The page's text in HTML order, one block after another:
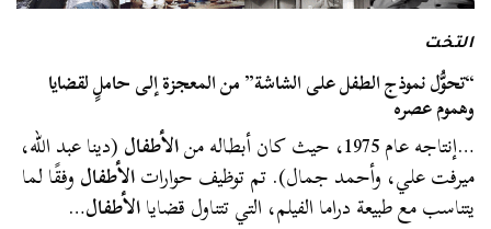
التخت
“تحوُّل نموذج الطفل على الشاشة” من المعجزة إلى حاملٍ لقضايا
وهموم عصره
…إنتاجه عام 1975، حيث كان أبطاله من الأطفال(دينا عبد الله،
ميرفت علي، وأحمد جمال). تم توظيف حواراتالأطفالوفقًا لما
يتناسب مع طبيعة دراما الفيلم، التي تتناول قضاياالأطفال…